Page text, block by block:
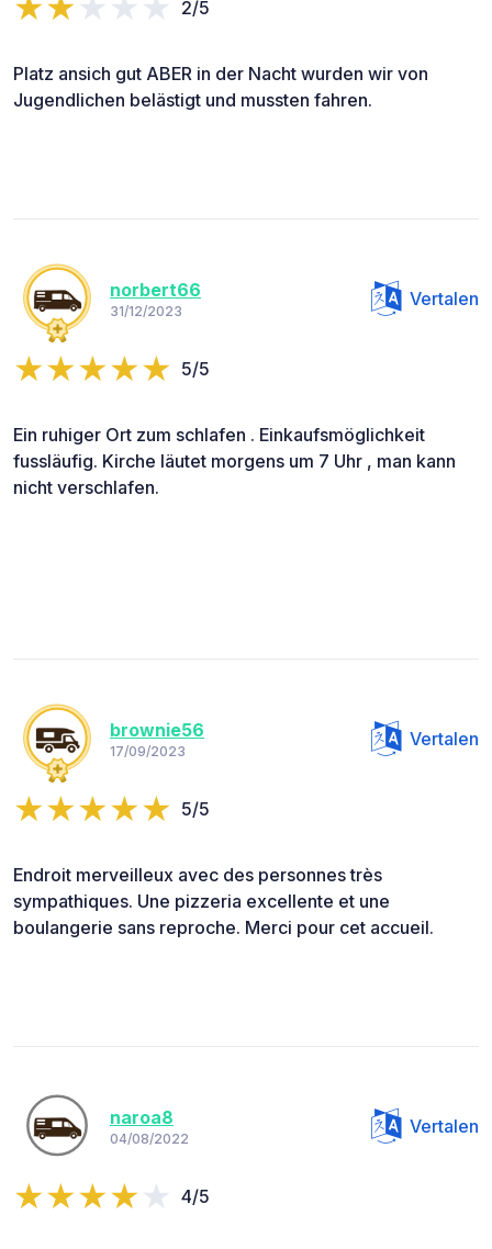
2/5
Platz ansich gut ABER in der Nacht wurden wir von
Jugendlichen belästigt und mussten fahren.
norbert66
31/12/2023
Vertalen
5/5
Ein ruhiger Ort zum schlafen . Einkaufsmöglichkeit
fussläufig. Kirche läutet morgens um 7 Uhr , man kann
nicht verschlafen.
brownie56
17/09/2023
Vertalen
5/5
Endroit merveilleux avec des personnes très
sympathiques. Une pizzeria excellente et une
boulangerie sans reproche. Merci pour cet accueil.
naroa8
04/08/2022
Vertalen
4/5